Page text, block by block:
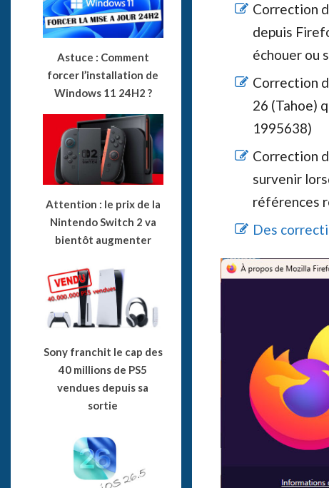
Correction
depuis
échouer ou
Correction
26 (Tahoe)
1995638)
Correction
survenir
références
Des
Astuce : Comment
forcer l’installation de
Windows 11 24H2 ?
Attention : le prix de la
Nintendo Switch 2 va
bientôt augmenter
Sony franchit le cap des
40 millions de PS5
vendues depuis sa
sortie